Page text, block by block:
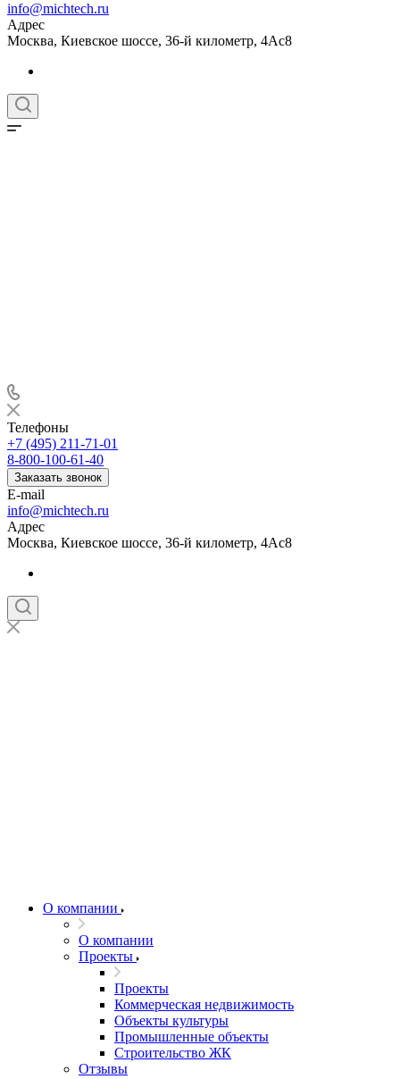
info@michtech.ru
Адрес
Москва, Киевское шоссе, 36-й километр, 4Ас8
Телефоны
+7 (495) 211-71-01
8-800-100-61-40
Заказать звонок
E-mail
info@michtech.ru
Адрес
Москва, Киевское шоссе, 36-й километр, 4Ас8
О компании
О компании
Проекты
Проекты
Коммерческая недвижимость
Объекты культуры
Промышленные объекты
Строительство ЖК
Отзывы